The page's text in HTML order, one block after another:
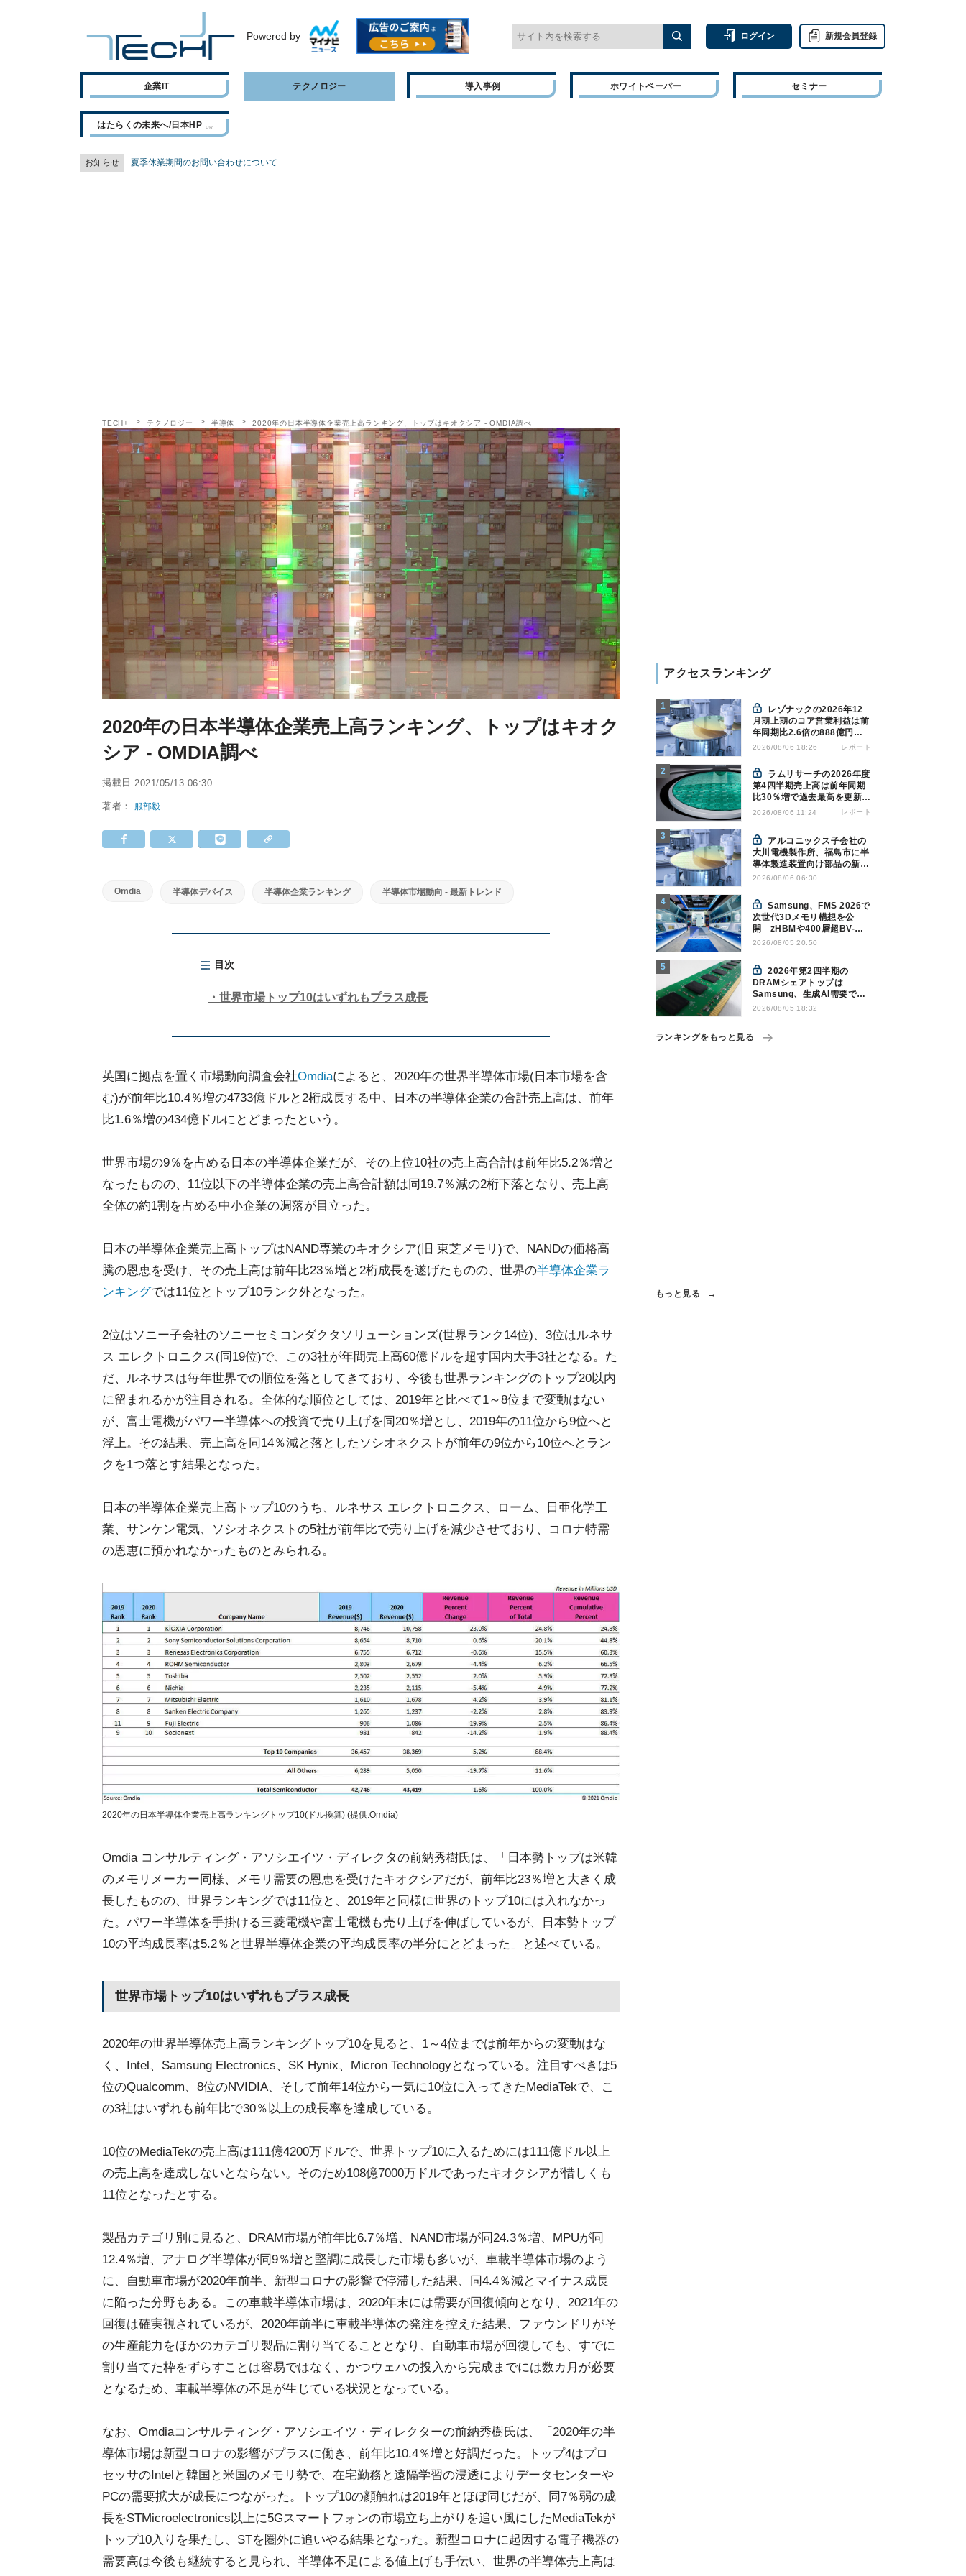
Powered by ログイン 新規会員登録
企業IT テクノロジー 導入事例 ホワイトペーパー セミナー
はたらくの未来へ/日本HP
お知らせ 夏季休業期間のお問い合わせについて
TECH+ テクノロジー 半導体 2020年の日本半導体企業売上高ランキング、トップはキオクシア - OMDIA調べ
2020年の日本半導体企業売上高ランキング、トップはキオク
シア - OMDIA調べ
掲載日 2021/05/13 06:30
著者： 服部毅
Omdia 半導体デバイス 半導体企業ランキング 半導体市場動向 - 最新トレンド
目次
世界市場トップ10はいずれもプラス成長
英国に拠点を置く市場動向調査会社Omdiaによると、2020年の世界半導体市場(日本市場を含
む)が前年比10.4％増の4733億ドルと2桁成長する中、日本の半導体企業の合計売上高は、前年
比1.6％増の434億ドルにとどまったという。
世界市場の9％を占める日本の半導体企業だが、その上位10社の売上高合計は前年比5.2％増と
なったものの、11位以下の半導体企業の売上高合計額は同19.7％減の2桁下落となり、売上高
全体の約1割を占める中小企業の凋落が目立った。
日本の半導体企業売上高トップはNAND専業のキオクシア(旧 東芝メモリ)で、NANDの価格高
騰の恩恵を受け、その売上高は前年比23％増と2桁成長を遂げたものの、世界の半導体企業ラ
ンキングでは11位とトップ10ランク外となった。
2位はソニー子会社のソニーセミコンダクタソリューションズ(世界ランク14位)、3位はルネサ
ス エレクトロニクス(同19位)で、この3社が年間売上高60億ドルを超す国内大手3社となる。た
だ、ルネサスは毎年世界での順位を落としてきており、今後も世界ランキングのトップ20以内
に留まれるかが注目される。全体的な順位としては、2019年と比べて1～8位まで変動はない
が、富士電機がパワー半導体への投資で売り上げを同20％増とし、2019年の11位から9位へと
浮上。その結果、売上高を同14％減と落としたソシオネクストが前年の9位から10位へとラン
クを1つ落とす結果となった。
日本の半導体企業売上高トップ10のうち、ルネサス エレクトロニクス、ローム、日亜化学工
業、サンケン電気、ソシオネクストの5社が前年比で売り上げを減少させており、コロナ特需
の恩恵に預かれなかったものとみられる。
2020年の日本半導体企業売上高ランキングトップ10(ドル換算) (提供:Omdia)
Omdia コンサルティング・アソシエイツ・ディレクタの前納秀樹氏は、「日本勢トップは米韓
のメモリメーカー同様、メモリ需要の恩恵を受けたキオクシアだが、前年比23％増と大きく成
長したものの、世界ランキングでは11位と、2019年と同様に世界のトップ10には入れなかっ
た。パワー半導体を手掛ける三菱電機や富士電機も売り上げを伸ばしているが、日本勢トップ
10の平均成長率は5.2％と世界半導体企業の平均成長率の半分にとどまった」と述べている。
世界市場トップ10はいずれもプラス成長
2020年の世界半導体売上高ランキングトップ10を見ると、1～4位までは前年からの変動はな
く、Intel、Samsung Electronics、SK Hynix、Micron Technologyとなっている。注目すべきは5
位のQualcomm、8位のNVIDIA、そして前年14位から一気に10位に入ってきたMediaTekで、こ
の3社はいずれも前年比で30％以上の成長率を達成している。
10位のMediaTekの売上高は111億4200万ドルで、世界トップ10に入るためには111億ドル以上
の売上高を達成しないとならない。そのため108億7000万ドルであったキオクシアが惜しくも
11位となったとする。
製品カテゴリ別に見ると、DRAM市場が前年比6.7％増、NAND市場が同24.3％増、MPUが同
12.4％増、アナログ半導体が同9％増と堅調に成長した市場も多いが、車載半導体市場のよう
に、自動車市場が2020年前半、新型コロナの影響で停滞した結果、同4.4％減とマイナス成長
に陥った分野もある。この車載半導体市場は、2020年末には需要が回復傾向となり、2021年の
回復は確実視されているが、2020年前半に車載半導体の発注を控えた結果、ファウンドリがそ
の生産能力をほかのカテゴリ製品に割り当てることとなり、自動車市場が回復しても、すでに
割り当てた枠をずらすことは容易ではなく、かつウェハの投入から完成までには数カ月が必要
となるため、車載半導体の不足が生じている状況となっている。
なお、Omdiaコンサルティング・アソシエイツ・ディレクターの前納秀樹氏は、「2020年の半
導体市場は新型コロナの影響がプラスに働き、前年比10.4％増と好調だった。トップ4はプロ
セッサのIntelと韓国と米国のメモリ勢で、在宅勤務と遠隔学習の浸透によりデータセンターや
PCの需要拡大が成長につながった。トップ10の顔触れは2019年とほぼ同じだが、同7％弱の成
長をSTMicroelectronics以上に5Gスマートフォンの市場立ち上がりを追い風にしたMediaTekが
トップ10入りを果たし、STを圏外に追いやる結果となった。新型コロナに起因する電子機器の
需要高は今後も継続すると見られ、半導体不足による値上げも手伝い、世界の半導体売上高は
アクセスランキング
月期上期のコア営業利益は前
年同期比2.6倍の888億円、
AI向け半導体材料が好調
2026/08/06 18:26 レポート
第4四半期売上高は前年同期
比30％増で過去最高を更新、
NAND関連が好調
2026/08/06 11:24 レポート
大川電機製作所、福島市に半
導体製造装置向け部品の新工
場建設を決定
2026/08/06 06:30
Samsung、FMS 2026で
次世代3Dメモリ構想を公
開 zHBMや400層超BV-
NANDを披露
2026/08/05 20:50
2026年第2四半期の
DRAMシェアトップは
Samsung、生成AI需要で競
争構図に変化
2026/08/05 18:32
ランキングをもっと見る
もっと見る